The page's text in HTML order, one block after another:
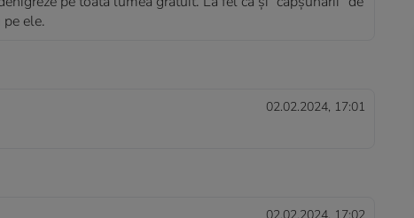
ele.
02.02.2024, 17:01